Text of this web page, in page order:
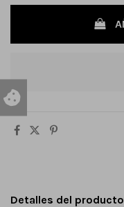
Detalles del producto